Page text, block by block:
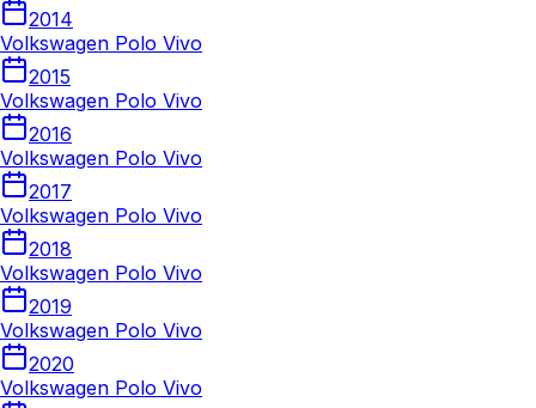
2014
Volkswagen Polo Vivo
2015
Volkswagen Polo Vivo
2016
Volkswagen Polo Vivo
2017
Volkswagen Polo Vivo
2018
Volkswagen Polo Vivo
2019
Volkswagen Polo Vivo
2020
Volkswagen Polo Vivo